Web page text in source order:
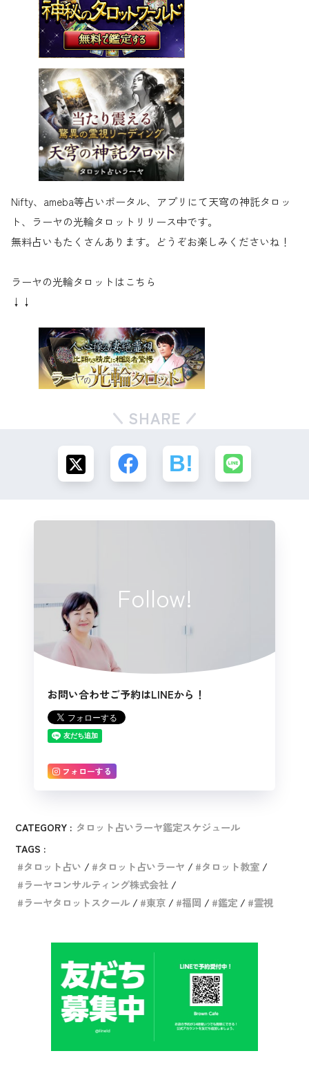
Nifty、ameba等占いポータル、アプリにて天穹の神託タロッ
ト、ラーヤの光輪タロットリリース中です。
無料占いもたくさんあります。どうぞお楽しみくださいね！
ラーヤの光輪タロットはこちら
↓↓
SHARE
Follow!
お問い合わせご予約はLINEから！
フォローする
CATEGORY : タロット占いラーヤ鑑定スケジュール
TAGS :
タロット占い
タロット占いラーヤ
タロット教室
ラーヤコンサルティング株式会社
ラーヤタロットスクール
東京 福岡 鑑定 霊視